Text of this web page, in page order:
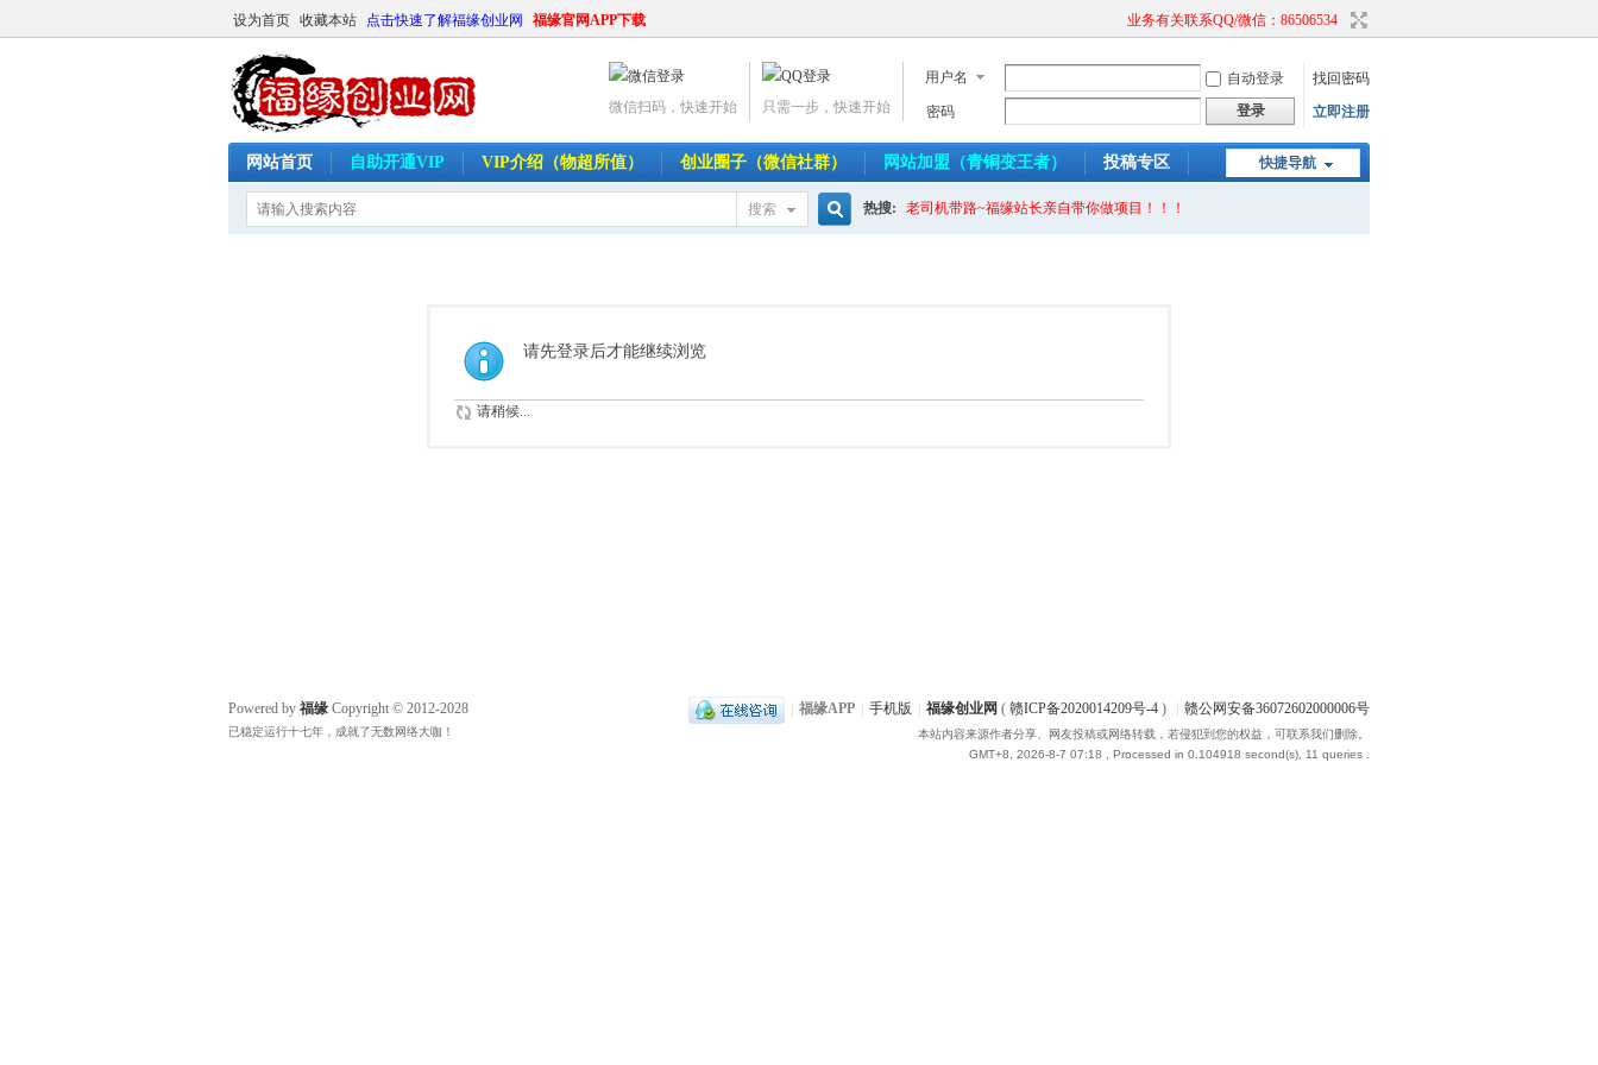
设为首页 收藏本站 点击快速了解福缘创业网 福缘官网APP下载 业务有关联系QQ/微信：86506534
用户名 自动登录
找回密码
密码
登录 立即注册
只需一步，快速开始
微信扫码，快速开始
快捷导航
网站首页 自助开通VIP VIP介绍（物超所值） 创业圈子（微信社群） 网站加盟（青铜变王者） 投稿专区
搜索 热搜: 老司机带路~福缘站长亲自带你做项目！！！
请先登录后才能继续浏览
请稍候...
福缘APP 手机版 福缘创业网 ( 赣ICP备2020014209号-4 ) 赣公网安备36072602000006号
本站内容来源作者分享、网友投稿或网络转载，若侵犯到您的权益，可联系我们删除。
GMT+8, 2026-8-7 07:18 , Processed in 0.104918 second(s), 11 queries .
Powered by 福缘 Copyright © 2012-2028
已稳定运行十七年，成就了无数网络大咖！